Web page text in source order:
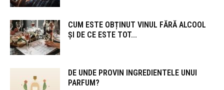
CUM ESTE OBȚINUT VINUL FĂRĂ ALCOOL
ȘI DE CE ESTE TOT...
DE UNDE PROVIN INGREDIENTELE UNUI
PARFUM?